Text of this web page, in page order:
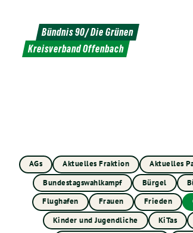
Inhalt
Bündnis 90/ Die Grünen
Kreisverband Offenbach
AGs Aktuelles Fraktion Aktuelles
Bundestagswahlkampf
Bürgel
Flughafen
Frauen Frieden
Kinder und Jugendliche
KiTas